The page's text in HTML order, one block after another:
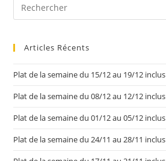
Articles Récents
Plat de la semaine du 15/12 au 19/12 inclus
Plat de la semaine du 08/12 au 12/12 inclus
Plat de la semaine du 01/12 au 05/12 inclus
Plat de la semaine du 24/11 au 28/11 inclus